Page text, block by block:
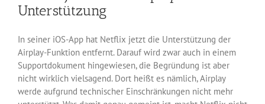
Unterstützung
In seiner iOS-App hat Netflix jetzt die Unterstützung der
Airplay-Funktion entfernt. Darauf wird zwar auch in einem
Supportdokument hingewiesen, die Begründung ist aber
nicht wirklich vielsagend. Dort heißt es nämlich, Airplay
werde aufgrund technischer Einschränkungen nicht mehr